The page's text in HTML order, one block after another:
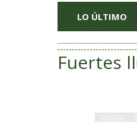
LO ÚLTIMO
Fuertes